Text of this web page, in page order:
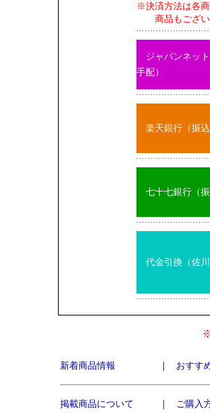
※決済方法は各
商品もござい
ジャパンネッ
手配）
楽天銀行（振込
七十七銀行（
代金引換（佐
新着商品情報 ｜ おすす
掲載商品について ｜ ご購入